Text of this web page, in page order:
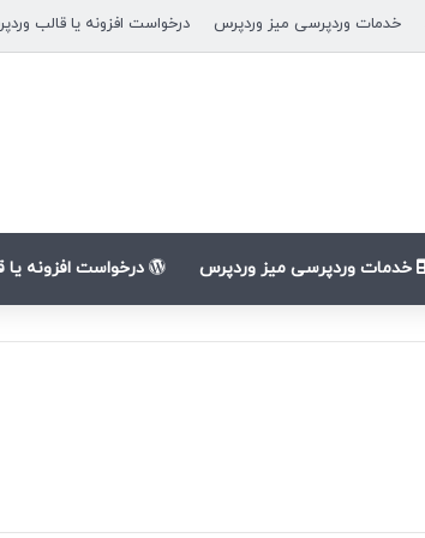
خدمات وردپرسی میز وردپرس درخواست افزونه یا قالب
خدمات وردپرسی میز وردپرس درخواست افزونه